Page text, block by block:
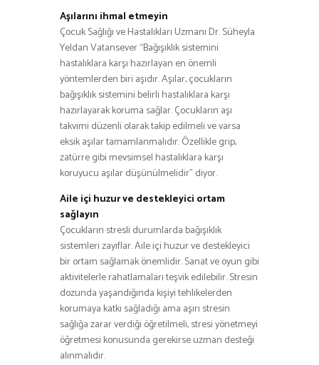
Aşılarını ihmal etmeyin
Çocuk Sağlığı ve Hastalıkları Uzmanı Dr. Süheyla
Yeldan Vatansever “Bağışıklık sistemini
hastalıklara karşı hazırlayan en önemli
yöntemlerden biri aşıdır. Aşılar, çocukların
bağışıklık sistemini belirli hastalıklara karşı
hazırlayarak koruma sağlar. Çocukların aşı
takvimi düzenli olarak takip edilmeli ve varsa
eksik aşılar tamamlanmalıdır. Özellikle grip,
zatürre gibi mevsimsel hastalıklara karşı
koruyucu aşılar düşünülmelidir” diyor.
Aile içi huzur ve destekleyici ortam
sağlayın
Çocukların stresli durumlarda bağışıklık
sistemleri zayıflar. Aile içi huzur ve destekleyici
bir ortam sağlamak önemlidir. Sanat ve oyun gibi
aktivitelerle rahatlamaları teşvik edilebilir. Stresin
dozunda yaşandığında kişiyi tehlikelerden
korumaya katkı sağladığı ama aşırı stresin
sağlığa zarar verdiği öğretilmeli, stresi yönetmeyi
öğretmesi konusunda gerekirse uzman desteği
alınmalıdır.